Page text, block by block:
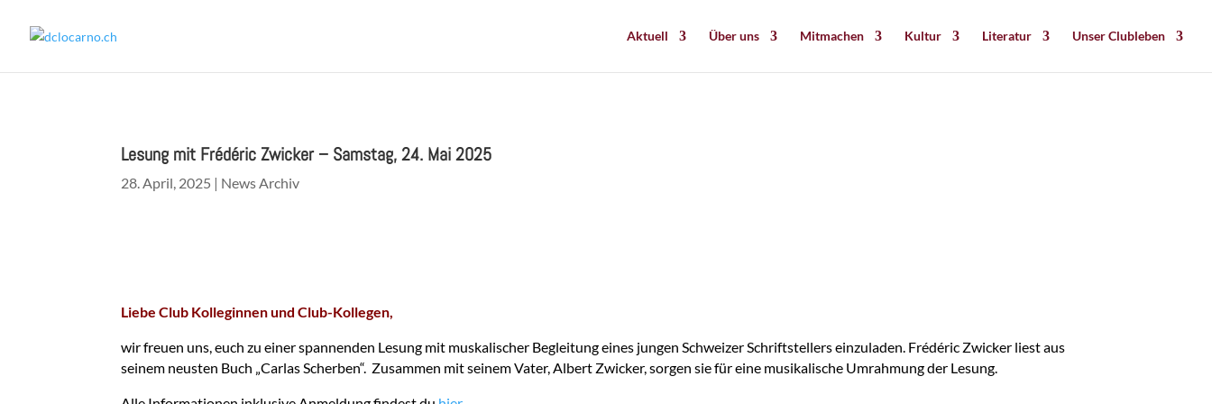
Aktuell Über uns Mitmachen Kultur Literatur Unser Clubleben
Lesung mit Frédéric Zwicker – Samstag, 24. Mai 2025
28. April, 2025 | News Archiv
Liebe Club Kolleginnen und Club-Kollegen,
wir freuen uns, euch zu einer spannenden Lesung mit muskalischer Begleitung eines jungen Schweizer Schriftstellers einzuladen. Frédéric Zwicker liest aus
seinem neusten Buch „Carlas Scherben“. Zusammen mit seinem Vater, Albert Zwicker, sorgen sie für eine musikalische Umrahmung der Lesung.